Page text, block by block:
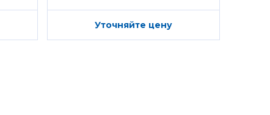
Уточняйте цену